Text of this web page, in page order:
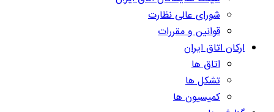
شورای عالی نظارت
قوانین و مقررات
ارکان اتاق ایران
اتاق ها
تشکل ها
کمیسیون ها